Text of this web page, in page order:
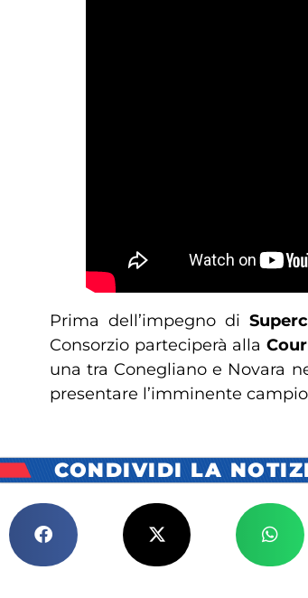
Prima dell’impegno di
Consorzio parteciperà alla
una tra Conegliano e Novara
presentare l’imminente
CONDIVIDI LA